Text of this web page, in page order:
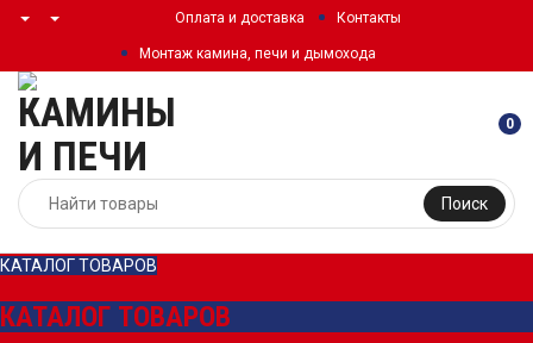
Оплата и доставка Контакты
Монтаж камина, печи и дымохода
Поиск
0
КАТАЛОГ ТОВАРОВ
КАТАЛОГ ТОВАРОВ